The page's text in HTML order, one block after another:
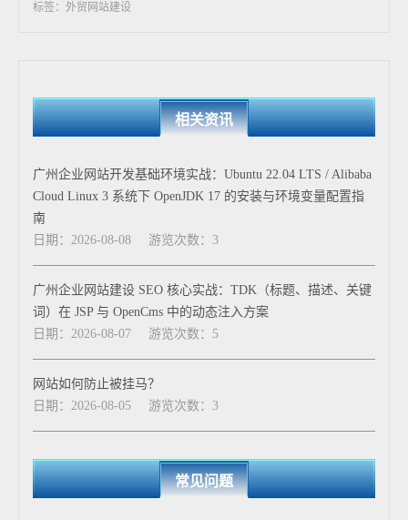
标签：外贸网站建设
相关资讯
广州企业网站开发基础环境实战：Ubuntu 22.04 LTS / Alibaba
Cloud Linux 3 系统下 OpenJDK 17 的安装与环境变量配置指
南
日期：2026-08-08
游览次数：3
广州企业网站建设 SEO 核心实战：TDK（标题、描述、关键
词）在 JSP 与 OpenCms 中的动态注入方案
日期：2026-08-07
游览次数：5
网站如何防止被挂马？
日期：2026-08-05
游览次数：3
常见问题